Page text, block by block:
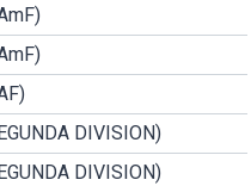
DIVISION)
DIVISION)